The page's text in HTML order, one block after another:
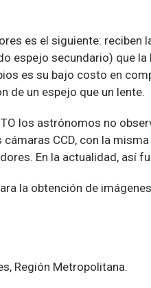
es el siguiente: reciben
espejo secundario) que
es su bajo costo en
de un espejo que un lente.
los astrónomos no
CCD, con la
En la actualidad, así
la obtención de
Región Metropolitana.